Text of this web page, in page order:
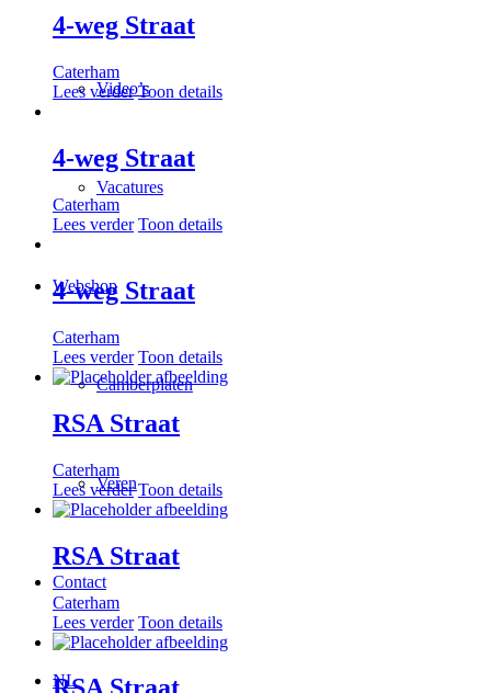
Video’s
Vacatures
Webshop
Camberplaten
Veren
Contact
NL
4-weg Straat
Caterham
Lees verder Toon details
4-weg Straat
Caterham
Lees verder Toon details
4-weg Straat
Caterham
Lees verder Toon details
RSA Straat
Caterham
Lees verder Toon details
RSA Straat
Caterham
Lees verder Toon details